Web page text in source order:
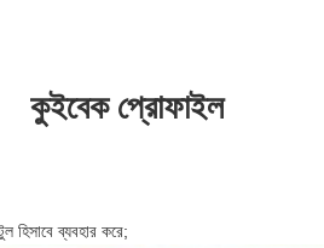
কুইবেক প্রোফাইল
ব্যবহার করে;